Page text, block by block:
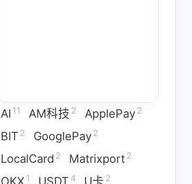
五月 2026
AI 11 AM科技 2 ApplePay 2
BIT 2 GooglePay 2
LocalCard 2 Matrixport 2
OKX 1 USDT 4 U卡 2